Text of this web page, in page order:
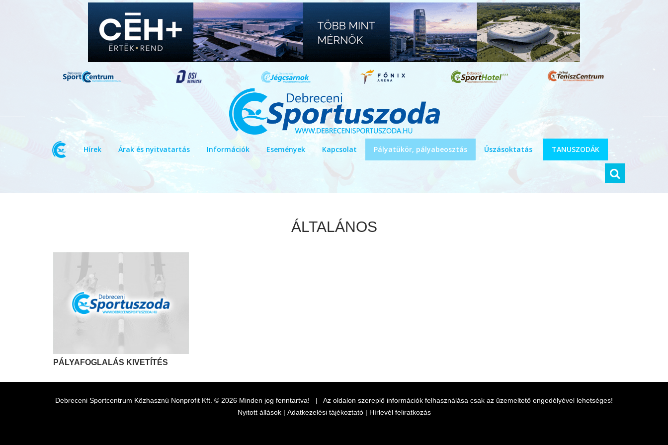
Hírek Árak és nyitvatartás Információk Események Kapcsolat Pályatükör, pályabeosztás Úszásoktatás TANUSZODÁK
ÁLTALÁNOS
PÁLYAFOGLALÁS KIVETÍTÉS
Debreceni Sportcentrum Közhasznú Nonprofit Kft. © 2026 Minden jog fenntartva! | Az oldalon szereplő információk felhasználása csak az üzemeltető engedélyével lehetséges!
Nyitott állások| Adatkezelési tájékoztató| Hírlevél feliratkozás